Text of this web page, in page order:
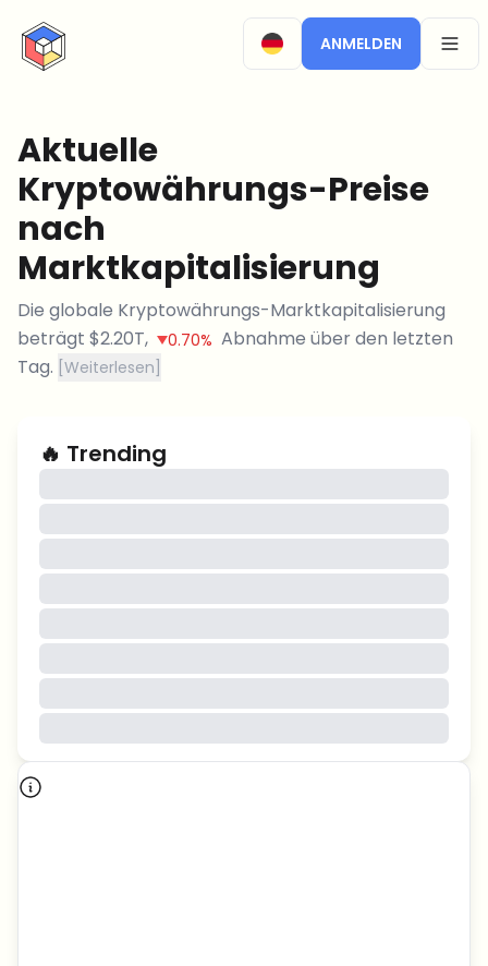
CryptoTicker
ANMELDEN
Aktuelle
Kryptowährungs-Preise
nach
Marktkapitalisierung
Die globale Kryptowährungs-Marktkapitalisierung
beträgt $2.20T, 0.70% Abnahme über den letzten
Tag. Weiterlesen
🔥 Trending